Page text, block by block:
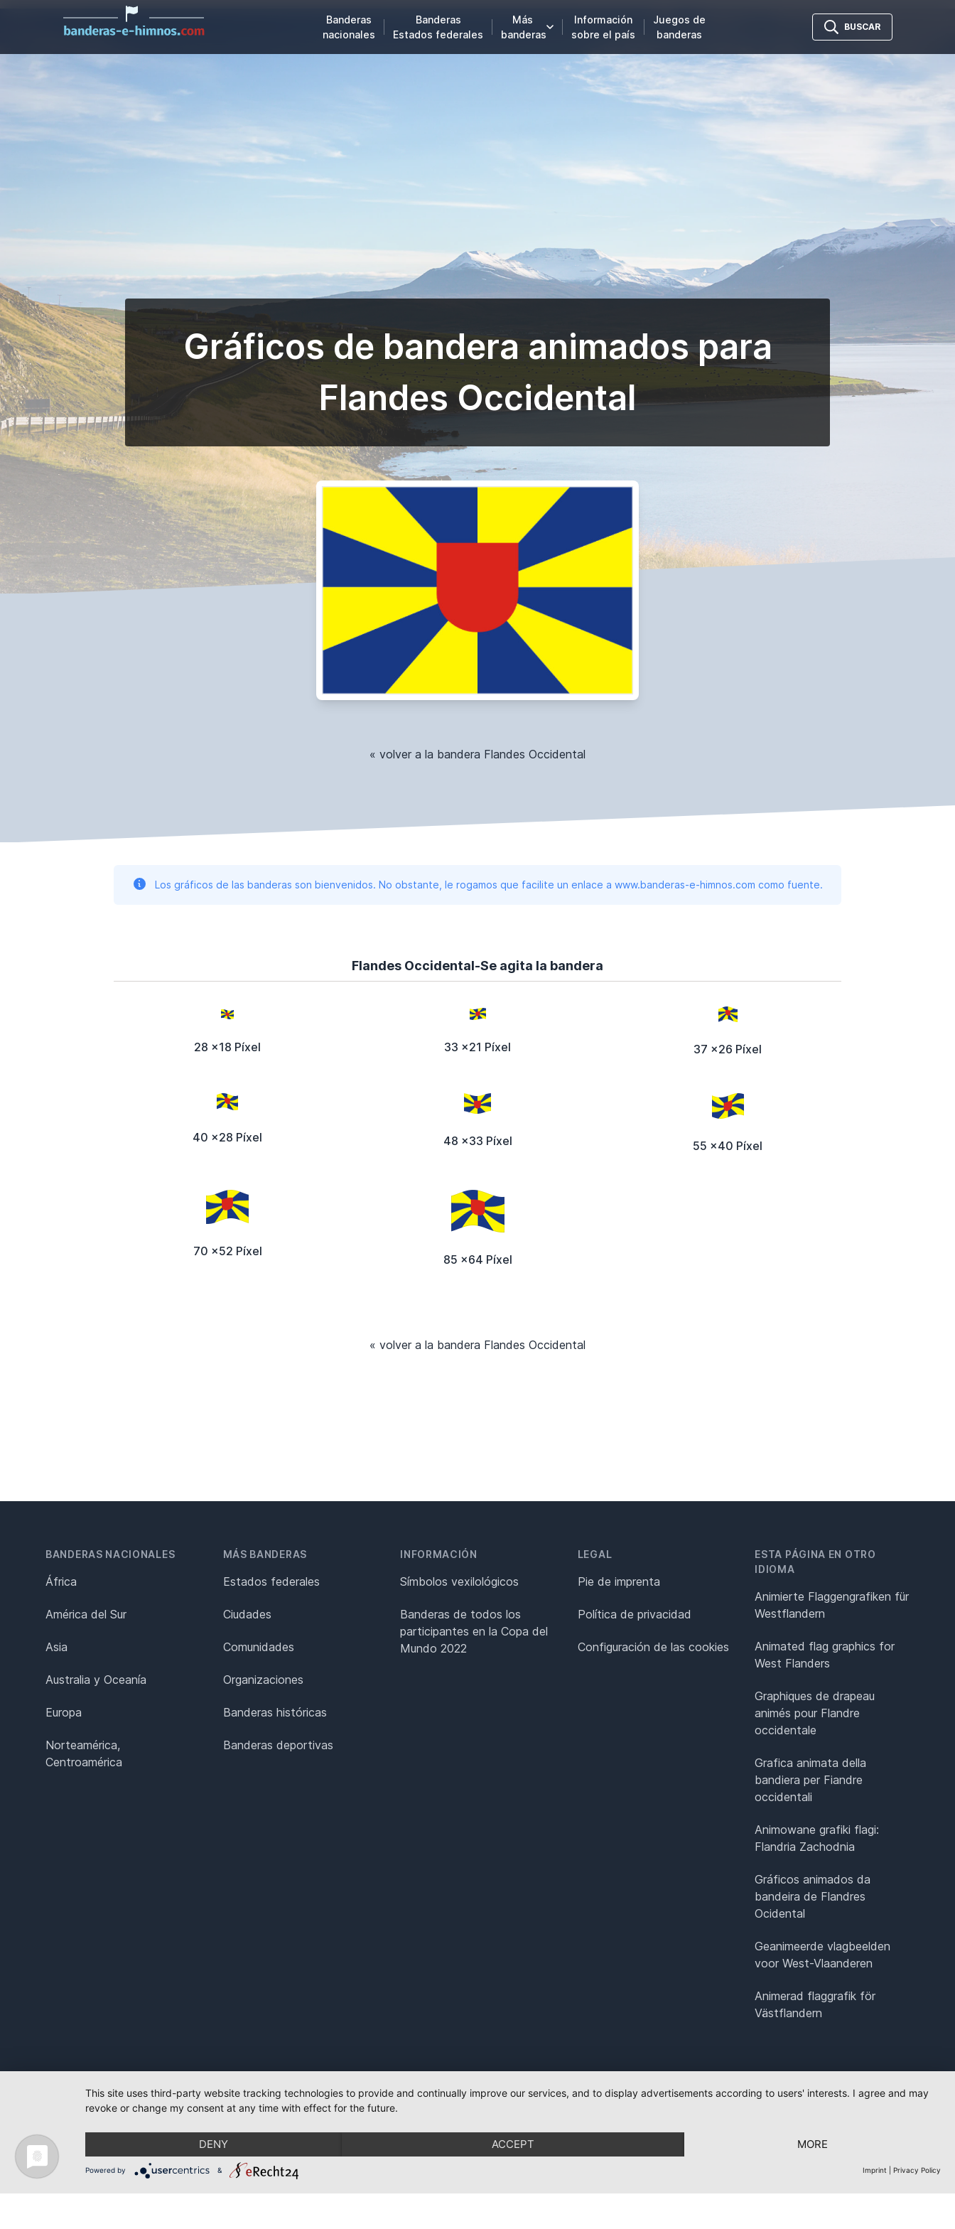
Banderas
nacionales
Banderas
Estados federales
Más
banderas
Información
sobre el país
Juegos de
banderas
BUSCAR
Gráficos de bandera animados para
Flandes Occidental
« volver a la bandera Flandes Occidental
Los gráficos de las banderas son bienvenidos. No obstante, le rogamos que facilite un enlace a www.banderas-e-himnos.com como fuente.
Flandes Occidental-Se agita la bandera
28 x18 Píxel 33 x21 Píxel 37 x26 Píxel
40 x28 Píxel 48 x33 Píxel 55 x40 Píxel
70 x52 Píxel
85 x64 Píxel
« volver a la bandera Flandes Occidental
BANDERAS NACIONALES
África
América del Sur
Asia
Australia y Oceanía
Europa
Norteamérica,
Centroamérica
MÁS BANDERAS
Estados federales
Ciudades
Comunidades
Organizaciones
Banderas históricas
Banderas deportivas
INFORMACIÓN
Símbolos vexilológicos
Banderas de todos los
participantes en la Copa del
Mundo 2022
LEGAL
Pie de imprenta
Política de privacidad
Configuración de las cookies
ESTA PÁGINA EN OTRO
IDIOMA
Animierte Flaggengrafiken für
Westflandern
Animated flag graphics for
West Flanders
Graphiques de drapeau
animés pour Flandre
occidentale
Grafica animata della
bandiera per Fiandre
occidentali
Animowane grafiki flagi:
Flandria Zachodnia
Gráficos animados da
bandeira de Flandres
Ocidental
Geanimeerde vlagbeelden
voor West-Vlaanderen
Animerad flaggrafik för
Västflandern
This site uses third-party website tracking technologies to provide and continually improve our services, and to display advertisements according to users' interests. I agree and may
revoke or change my consent at any time with effect for the future.
DENY ACCEPT MORE
Powered by & Imprint Privacy Policy